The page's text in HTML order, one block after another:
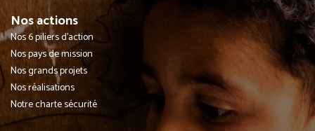
Nos actions
Nos 6 piliers d'action
Nos pays de mission
Nos grands projets
Nos réalisations
Notre charte sécurité